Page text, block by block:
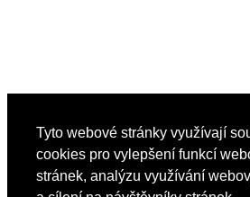
Tyto webové stránky využívají
cookies pro vylepšení funkcí
stránek, analýzu využívání